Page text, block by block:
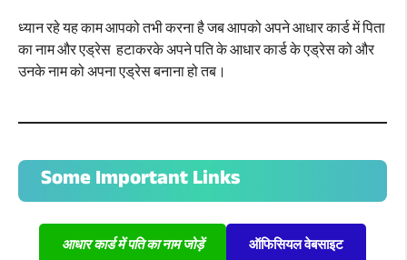
ध्यान रहे यह काम आपको तभी करना है जब आपको अपने आधार कार्ड में पिता
का नाम और एड्रेस हटाकरके अपने पति के आधार कार्ड के एड्रेस को और
उनके नाम को अपना एड्रेस बनाना हो तब।
Some Important Links
आधार कार्ड में पति का नाम जोड़ें ऑफिसियल वेबसाइट